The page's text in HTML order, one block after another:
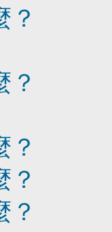
？
？
？
？
？